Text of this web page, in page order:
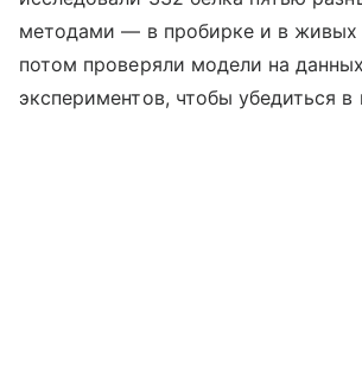
методами — в пробирке и в живых
потом проверяли модели на
экспериментов, чтобы убедиться